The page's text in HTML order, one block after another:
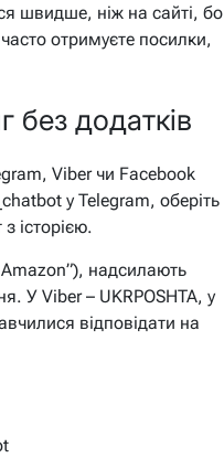
швидше, ніж на сайті, бо
отримуєте посилки,
без додатків
Viber чи Facebook
у Telegram, оберіть
історією.
надсилають
У Viber – UKRPOSHTA, у
відповідати на